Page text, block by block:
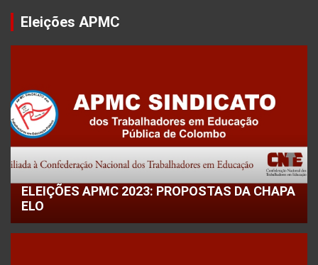
Eleições APMC
ELEIÇÕES APMC 2023: PROPOSTAS DA CHAPA
ELO